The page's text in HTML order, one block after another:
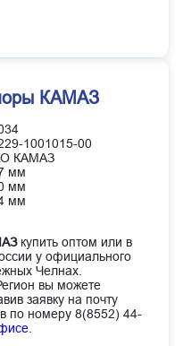
КАМАЗ
1001015-00
КАМАЗ
мм
мм
мм
купить оптом или в
у официального
Челнах.
вы можете
заявку на почту
по номеру 8(8552) 44-